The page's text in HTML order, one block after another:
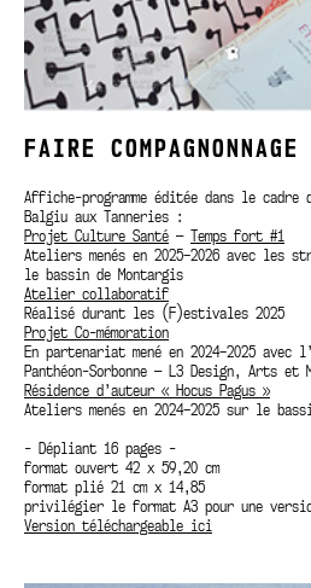
FAIRE COMPAGNONNAGE
Affiche-programme éditée dans le cadre
Balgiu aux Tanneries :
Projet Culture Santé — Temps fort #1
Ateliers menés en 2025–2026 avec les
le bassin de Montargis
Atelier collaboratif
Réalisé durant les (F)estivales 2025
Projet Co-mémoration
En partenariat mené en 2024–2025 avec
Panthéon-Sorbonne — L3 Design, Arts et
Résidence d’auteur « Hocus Pagus »
Ateliers menés en 2024–2025 sur le
- Dépliant 16 pages -
format ouvert 42 x 59,20 cm
format plié 21 cm x 14,85
privilégier le format A3 pour une
Version téléchargeable ici